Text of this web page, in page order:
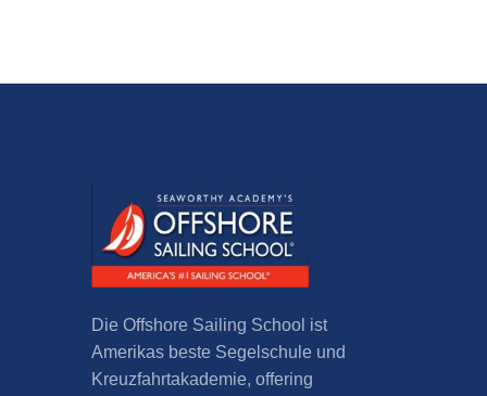
Die Offshore Sailing School ist
Amerikas beste Segelschule und
Kreuzfahrtakademie, offering